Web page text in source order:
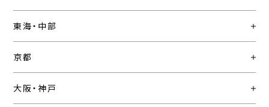
東海・中部
京都
大阪・神戸